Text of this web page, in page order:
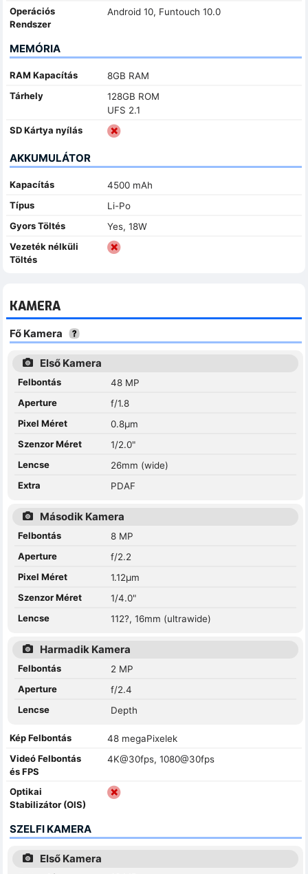
Operációs
Rendszer
Android 10, Funtouch 10.0
MEMÓRIA
RAM Kapacítás
8GB RAM
Tárhely
128GB ROM
UFS 2.1
SD Kártya nyílás
AKKUMULÁTOR
Kapacítás
4500 mAh
Típus
Li-Po
Gyors Töltés
Yes, 18W
Vezeték nélküli
Töltés
KAMERA
Fő Kamera
Első Kamera
Felbontás
48 MP
Aperture
f/1.8
Pixel Méret
0.8µm
Szenzor Méret
1/2.0"
Lencse
26mm (wide)
Extra
PDAF
Második Kamera
Felbontás
8 MP
Aperture
f/2.2
Pixel Méret
1.12µm
Szenzor Méret
1/4.0"
Lencse
112?, 16mm (ultrawide)
Harmadik Kamera
Felbontás
2 MP
Aperture
f/2.4
Lencse
Depth
Kép Felbontás
48 megaPixelek
Videó Felbontás
és FPS
4K@30fps, 1080@30fps
Optikai
Stabilizátor (OIS)
SZELFI KAMERA
Első Kamera